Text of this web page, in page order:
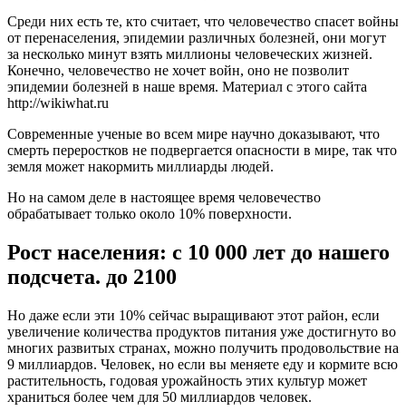
Среди них есть те, кто считает, что человечество спасет войны
от перенаселения, эпидемии различных болезней, они могут
за несколько минут взять миллионы человеческих жизней.
Конечно, человечество не хочет войн, оно не позволит
эпидемии болезней в наше время. Материал с этого сайта
http://wikiwhat.ru
Современные ученые во всем мире научно доказывают, что
смерть переростков не подвергается опасности в мире, так что
земля может накормить миллиарды людей.
Но на самом деле в настоящее время человечество
обрабатывает только около 10% поверхности.
Рост населения: с 10 000 лет до нашего
подсчета. до 2100
Но даже если эти 10% сейчас выращивают этот район, если
увеличение количества продуктов питания уже достигнуто во
многих развитых странах, можно получить продовольствие на
9 миллиардов. Человек, но если вы меняете еду и кормите всю
растительность, годовая урожайность этих культур может
храниться более чем для 50 миллиардов человек.